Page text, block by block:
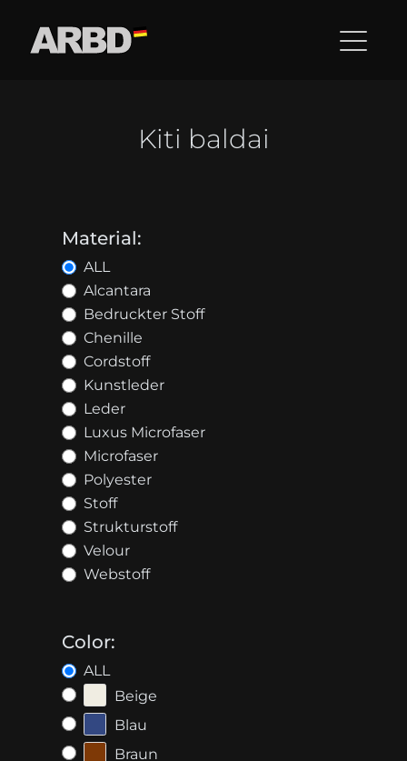
Kiti baldai
Material:
ALL
Alcantara
Bedruckter Stoff
Chenille
Cordstoff
Kunstleder
Leder
Luxus Microfaser
Microfaser
Polyester
Stoff
Strukturstoff
Velour
Webstoff
Color:
ALL
Beige
Blau
Braun